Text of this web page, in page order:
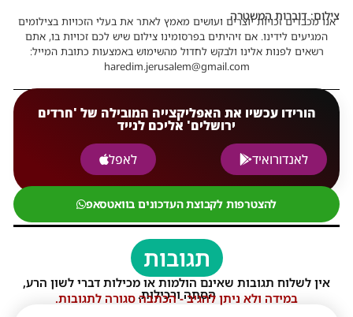
צילום: דוברות המשטרה
אנו מכבדים זכויות יוצרים ועושים מאמץ לאתר את בעלי הזכויות בצילומים
המגיעים לידינו. אם זיהיתים בפרסומינו צילום שיש לכם זכויות בו, אתם
רשאים לפנות אלינו ולבקש לחדול מהשימוש באמצעות כתובת המייל:
haredim.jerusalem@gmail.com
הורידו עכשיו את האפליקצייה המובילה של 'חרדים
ירושלים' אליכם לנייד
לאנדורואיד
לאפל
להצטרפות לקבוצת העדכונים בוואטסאפ
תגובות
אין לשלוח תגובות שאינם הולמות או מכילות דברי לשון הרע,
הסתה ורכילות.
במידה ולא ניתן להגיב - הכתבה סגורה לתגובות.